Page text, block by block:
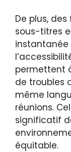
De plus,
sous-titres
permettent
de troubles
même
réunions.
significatif
équitable.